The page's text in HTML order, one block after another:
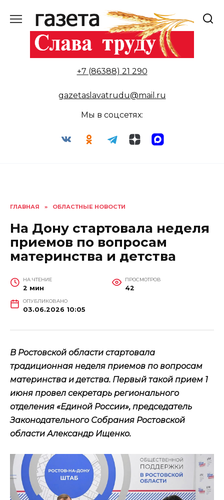
содержанию
+7 (86388) 21 290
gazetaslavatrudu@mail.ru
Мы в соцсетях:
ГЛАВНАЯ » ОБЛАСТНЫЕ НОВОСТИ
На Дону стартовала неделя
приемов по вопросам
материнства и детства
НА ЧТЕНИЕ
2 мин
ПРОСМОТРОВ
42
ОПУБЛИКОВАНО
03.06.2026 10:05
В Ростовской области стартовала
традиционная неделя приемов по вопросам
материнства и детства. Первый такой прием 1
июня провел секретарь регионального
отделения «Единой России», председатель
Законодательного Собрания Ростовской
области Александр Ищенко.